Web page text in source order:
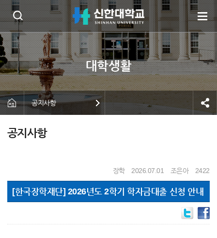
공지사항
공지사항
장학 2026.07.01 조은아 2422
[한국장학재단] 2026년도 2학기 학자금대출 신청 안내